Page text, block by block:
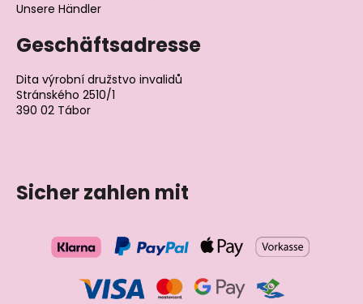
Unsere Händler
Geschäftsadresse
Dita výrobní družstvo invalidů
Stránského 2510/1
390 02 Tábor
Sicher zahlen mit